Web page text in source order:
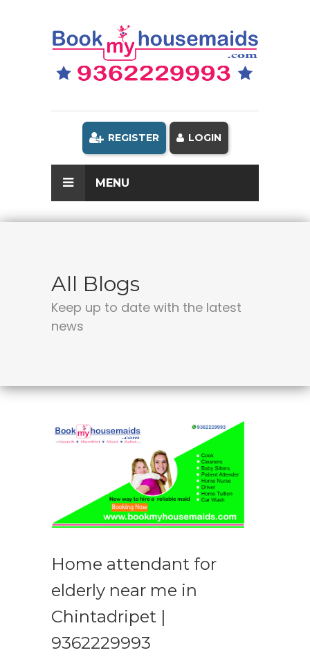
REGISTER LOGIN
MENU
All Blogs
Keep up to date with the latest
news
Home attendant for
elderly near me in
Chintadripet |
9362229993